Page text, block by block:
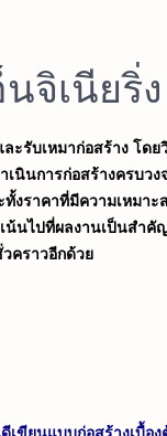
จิเนียริ่
รับเหมาก่อสร้าง โด
นินการก่อสร้างครบวง
งราคาที่มีความเหมา
น้นไปที่ผลงานเป็นส
คราวอีกด้วย